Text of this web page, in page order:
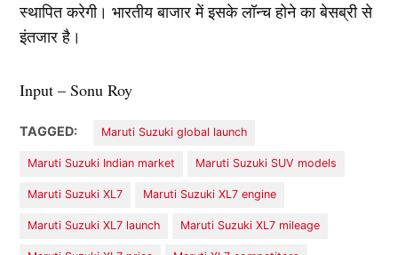
स्थापित करेगी। भारतीय बाजार में इसके लॉन्च होने का बेसब्री से
इंतजार है।
Input – Sonu Roy
TAGGED: Maruti Suzuki global launch
Maruti Suzuki Indian market Maruti Suzuki SUV models
Maruti Suzuki XL7 Maruti Suzuki XL7 engine
Maruti Suzuki XL7 launch Maruti Suzuki XL7 mileage